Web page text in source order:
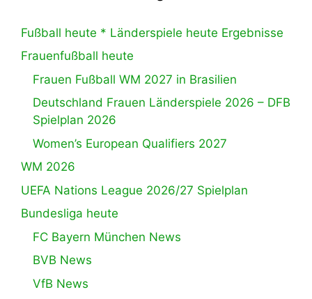
Fußball heute * Länderspiele heute Ergebnisse
Frauenfußball heute
Frauen Fußball WM 2027 in Brasilien
Deutschland Frauen Länderspiele 2026 – DFB
Spielplan 2026
Women’s European Qualifiers 2027
WM 2026
UEFA Nations League 2026/27 Spielplan
Bundesliga heute
FC Bayern München News
BVB News
VfB News